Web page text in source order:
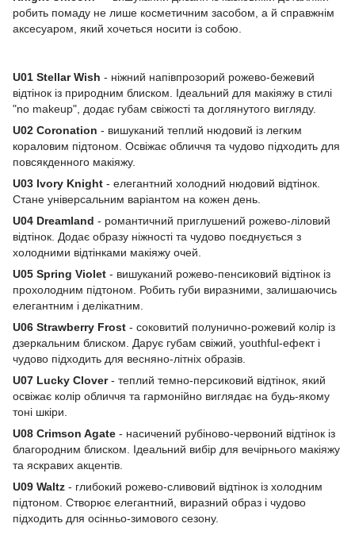
робить помаду не лише косметичним засобом, а й справжнім
аксесуаром, який хочеться носити із собою.
U01 Stellar Wish - ніжний напівпрозорий рожево-бежевий
відтінок із природним блиском. Ідеальний для макіяжу в стилі
"no makeup", додає губам свіжості та доглянутого вигляду.
U02 Coronation - вишуканий теплий нюдовий із легким
кораловим підтоном. Освіжає обличчя та чудово підходить для
повсякденного макіяжу.
U03 Ivory Knight - елегантний холодний нюдовий відтінок.
Стане універсальним варіантом на кожен день.
U04 Dreamland - романтичний приглушений рожево-ліловий
відтінок. Додає образу ніжності та чудово поєднується з
холодними відтінками макіяжу очей.
U05 Spring Violet - вишуканий рожево-пенсиковий відтінок із
прохолодним підтоном. Робить губи виразними, залишаючись
елегантним і делікатним.
U06 Strawberry Frost - соковитий полунично-рожевий колір із
дзеркальним блиском. Дарує губам свіжий, youthful-ефект і
чудово підходить для весняно-літніх образів.
U07 Lucky Clover- теплий темно-персиковий відтінок, який
освіжає колір обличчя та гармонійно виглядає на будь-якому
тоні шкіри.
U08 Crimson Agate - насичений рубіново-червоний відтінок із
благородним блиском. Ідеальний вибір для вечірнього макіяжу
та яскравих акцентів.
U09 Waltz - глибокий рожево-сливовий відтінок із холодним
підтоном. Створює елегантний, виразний образ і чудово
підходить для осінньо-зимового сезону.